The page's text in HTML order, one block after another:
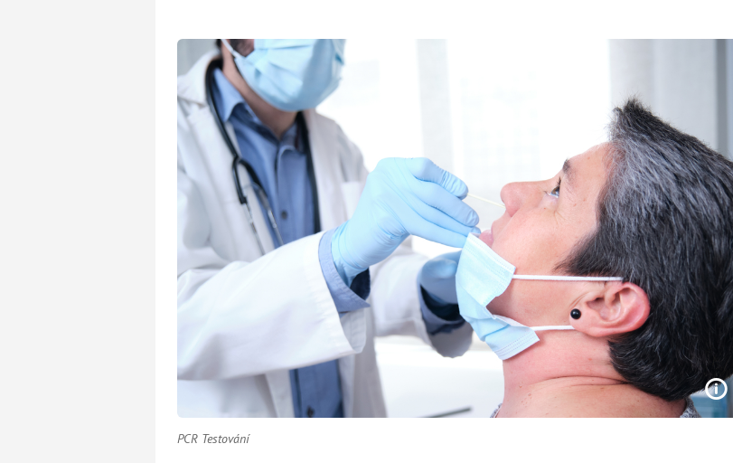
PCR Testování